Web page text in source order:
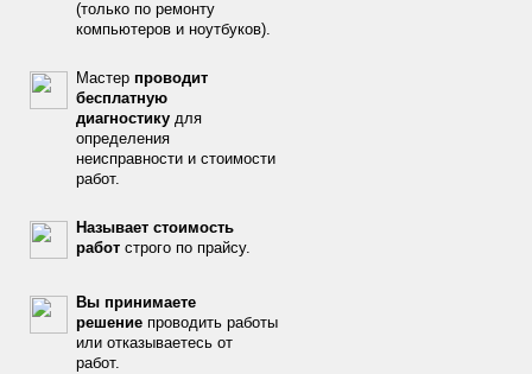
(только по ремонту
компьютеров и ноутбуков).
Мастер проводит
бесплатную
диагностику для
определения
неисправности и стоимости
работ.
Называет стоимость
работ строго по прайсу.
Вы принимаете
решение проводить работы
или отказываетесь от
работ.